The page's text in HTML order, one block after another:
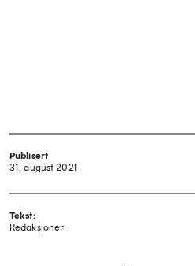
Publisert
31. august 2021
Tekst:
Redaksjonen